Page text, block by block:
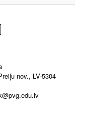
nov., LV-5304